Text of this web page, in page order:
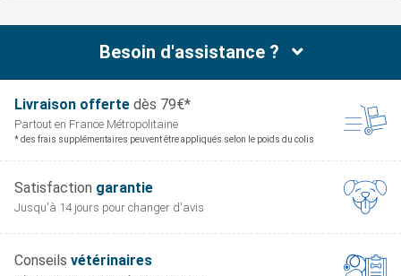
Besoin d'assistance ?
Livraison offerte dès 79€*
Partout en France Métropolitaine
* des frais supplémentaires peuvent être appliqués selon le poids du colis
Satisfaction garantie
Jusqu'à 14 jours pour changer d'avis
Conseils vétérinaires